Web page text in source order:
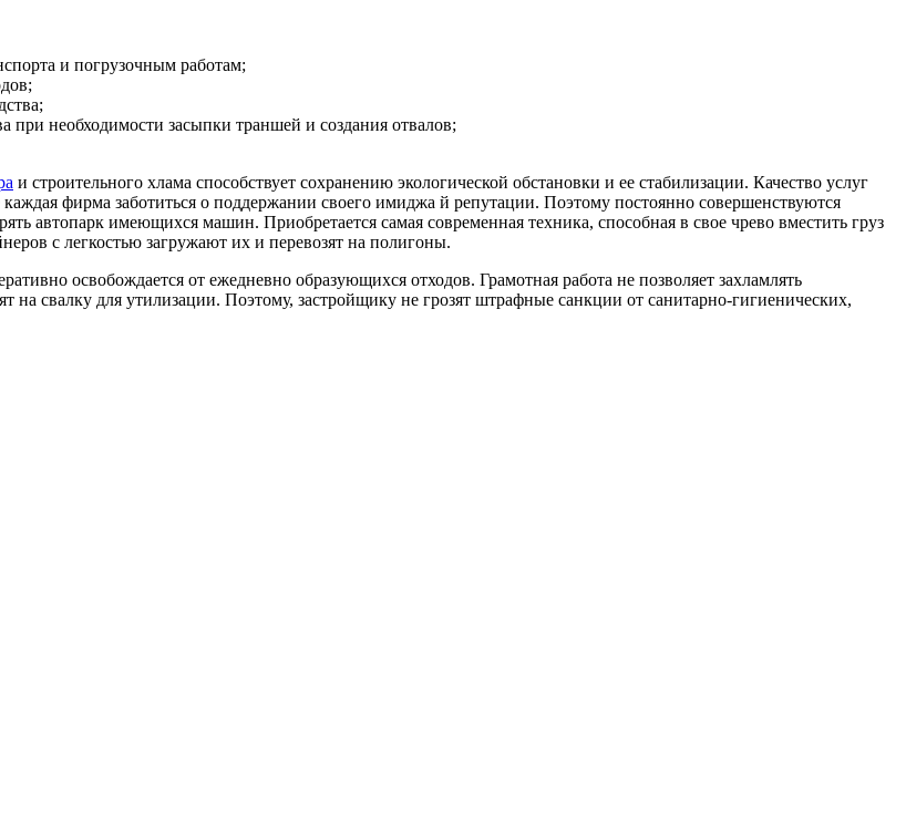
и погрузочным работам;
при необходимости засыпки траншей и создания отвалов;
и строительного хлама способствует сохранению экологической обстановки и ее стабилизации. Качество услуг
фирма заботиться о поддержании своего имиджа й репутации. Поэтому постоянно совершенствуются
автопарк имеющихся машин. Приобретается самая современная техника, способная в свое чрево вместить груз
с легкостью загружают их и перевозят на полигоны.
освобождается от ежедневно образующихся отходов. Грамотная работа не позволяет захламлять
на свалку для утилизации. Поэтому, застройщику не грозят штрафные санкции от санитарно-гигиенических,